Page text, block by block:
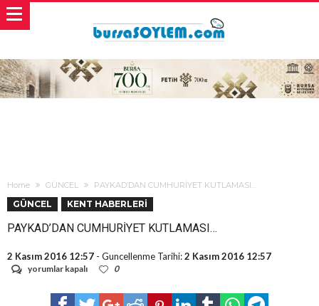
Home GÜNCEL PAYKAD’DAN CUMHURİYET KUTLAMASI…
GÜNCEL KENT HABERLERİ
PAYKAD’DAN CUMHURİYET KUTLAMASI…
2 Kasım 2016 12:57 - Guncellenme Tarihi:2 Kasım 2016 12:57
PAYKAD’DAN
KUTLAMASI…
yorumlar kapalı 0